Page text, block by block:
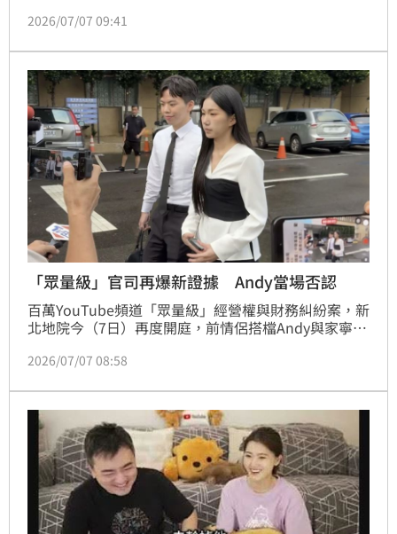
地院今（7）日再度開庭。家寧當庭拋出兩人談分手時
讓給女方，此舉讓Andy在休庭時連忙舉手否認「不能
斷章取義」。
2026/07/07 09:41
「眾量級」官司再爆新證據 Andy當場否認
百萬YouTube頻道「眾量級」經營權與財務糾紛案，新
北地院今（7日）再度開庭，前情侶搭檔Andy與家寧分
的錄音檔作為新事證，聲稱Andy曾同意將「眾量級」
防。
2026/07/07 08:58